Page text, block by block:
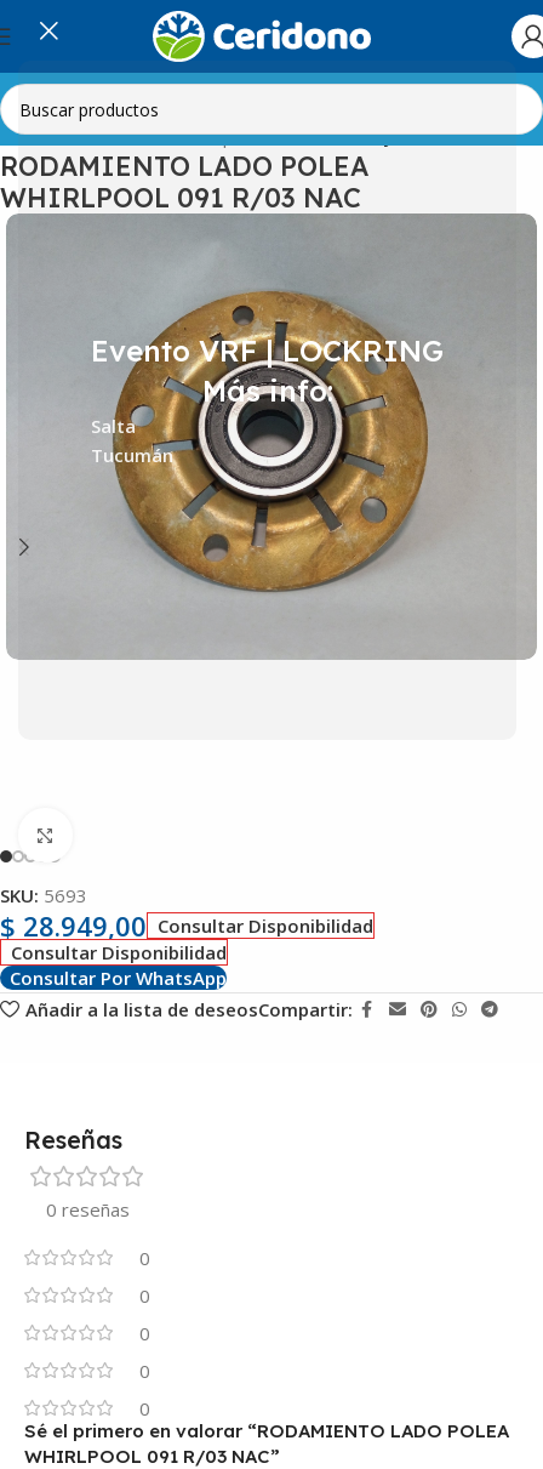
Evento VRF | LOCKRING
Más info:
Salta
Tucumán
Inicio Línea Blanca Lavarropas Rodamientos y Retenes
RODAMIENTO LADO POLEA
WHIRLPOOL 091 R/03 NAC
SKU: 5693
$ 28.949,00 Consultar Disponibilidad
Consultar Disponibilidad
Consultar Por WhatsApp
Añadir a la lista de deseosCompartir:
Reseñas
0 reseñas
0
0
0
0
0
Sé el primero en valorar “RODAMIENTO LADO POLEA
WHIRLPOOL 091 R/03 NAC”